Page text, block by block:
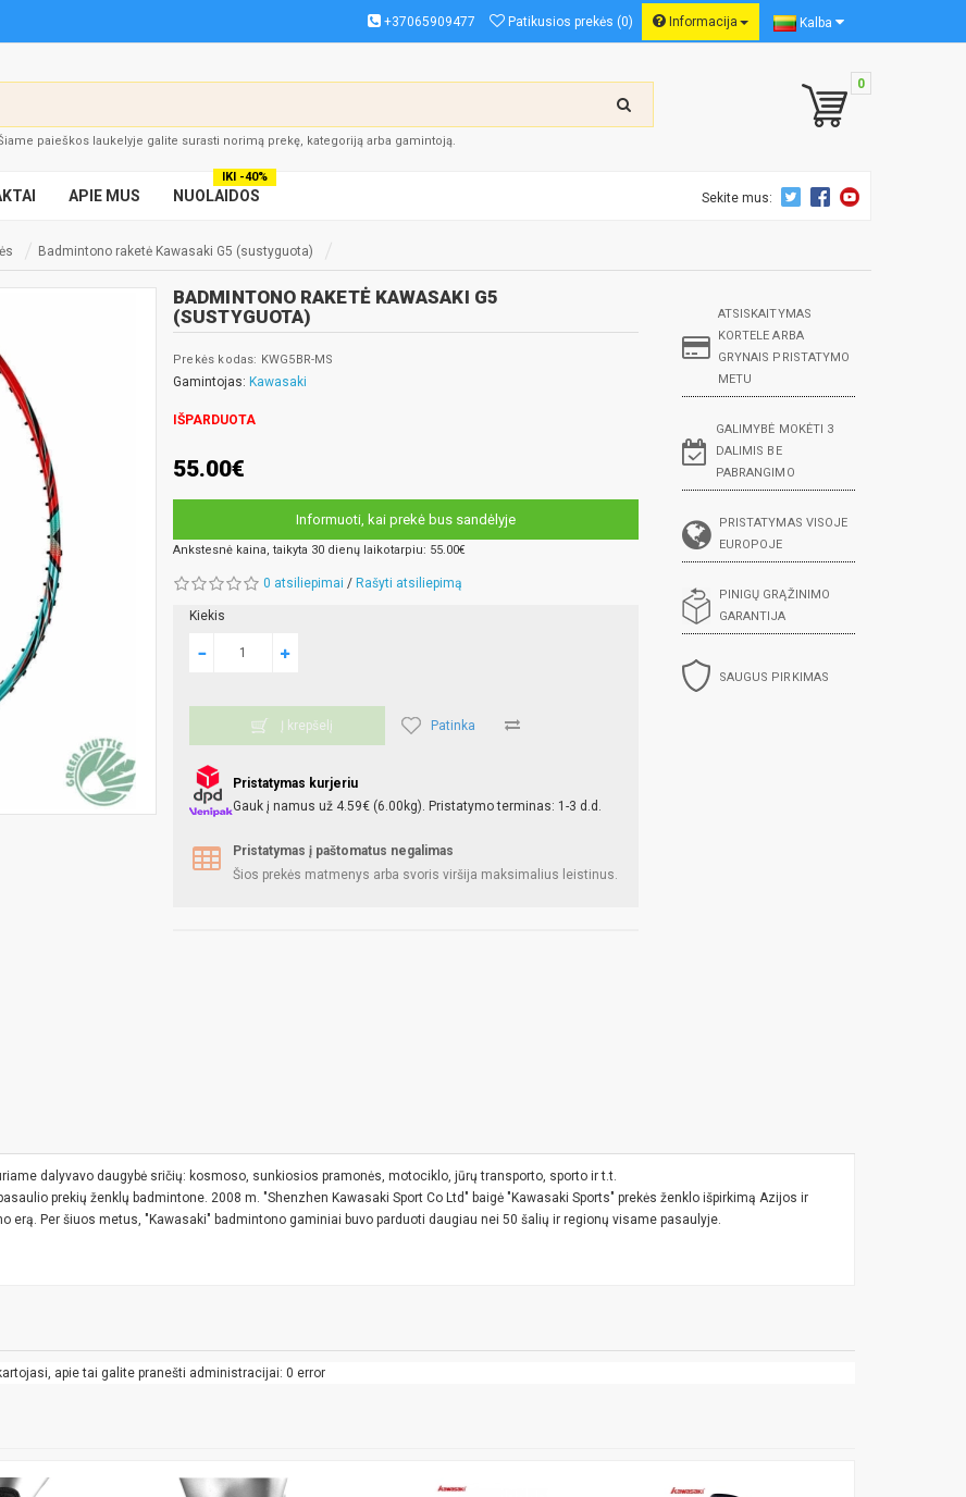
+37065909477 Patikusios prekės (0) Informacija Kalba
paieškos laukelyje galite surasti norimą prekę, kategoriją arba gamintoją.
0
APIE MUS NUOLAIDOS
IKI -40%
Sekite mus:
Badmintono raketė Kawasaki G5 (sustyguota)
BADMINTONO RAKETĖ KAWASAKI G5
(SUSTYGUOTA)
Prekės kodas: KWG5BR-MS
Gamintojas: Kawasaki
IŠPARDUOTA
55.00€
Informuoti, kai prekė bus sandėlyje
Ankstesnė kaina, taikyta 30 dienų laikotarpiu: 55.00€
0 atsiliepimai / Rašyti atsiliepimą
Kiekis
Į krepšelį Patinka
Pristatymas kurjeriu
Gauk į namus už 4.59€ (6.00kg). Pristatymo terminas: 1-3 d.d.
Pristatymas į paštomatus negalimas
Šios prekės matmenys arba svoris viršija maksimalius leistinus.
ATSISKAITYMAS
KORTELE ARBA
GRYNAIS PRISTATYMO
METU
GALIMYBĖ MOKĖTI 3
DALIMIS BE
PABRANGIMO
PRISTATYMAS VISOJE
EUROPOJE
PINIGŲ GRĄŽINIMO
GARANTIJA
SAUGUS PIRKIMAS
dalyvavo daugybė sričių: kosmoso, sunkiosios pramonės, motociklo, jūrų transporto, sporto ir t.t.
prekių ženklų badmintone. 2008 m. "Shenzhen Kawasaki Sport Co Ltd" baigė "Kawasaki Sports" prekės ženklo išpirkimą Azijos ir
erą. Per šiuos metus, "Kawasaki" badmintono gaminiai buvo parduoti daugiau nei 50 šalių ir regionų visame pasaulyje.
apie tai galite pranešti administracijai: 0 error